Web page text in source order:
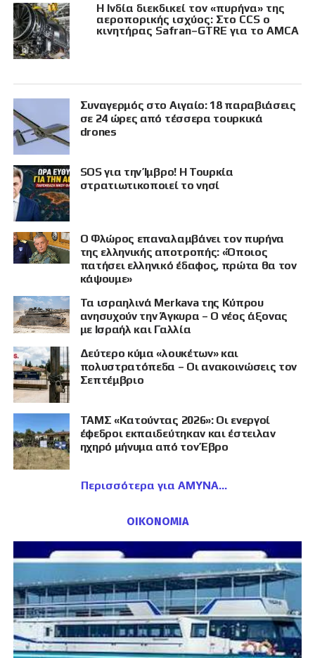
Η Ινδία διεκδικεί τον «πυρήνα» της
αεροπορικής ισχύος: Στο CCS ο
κινητήρας Safran–GTRE για το AMCA
Συναγερμός στο Αιγαίο: 18 παραβιάσεις
σε 24 ώρες από τέσσερα τουρκικά
drones
SOS για την Ίμβρο! Η Τουρκία
στρατιωτικοποιεί το νησί
Ο Φλώρος επαναλαμβάνει τον πυρήνα
της ελληνικής αποτροπής: «Όποιος
πατήσει ελληνικό έδαφος, πρώτα θα τον
κάψουμε»
Τα ισραηλινά Merkava της Κύπρου
ανησυχούν την Άγκυρα – Ο νέος άξονας
με Ισραήλ και Γαλλία
Δεύτερο κύμα «λουκέτων» και
πολυστρατόπεδα – Οι ανακοινώσεις τον
Σεπτέμβριο
ΤΑΜΣ «Κατούντας 2026»: Οι ενεργοί
έφεδροι εκπαιδεύτηκαν και έστειλαν
ηχηρό μήνυμα από τον Έβρο
Περισσότερα για ΑΜΥΝΑ
ΟΙΚΟΝΟΜΙΑ